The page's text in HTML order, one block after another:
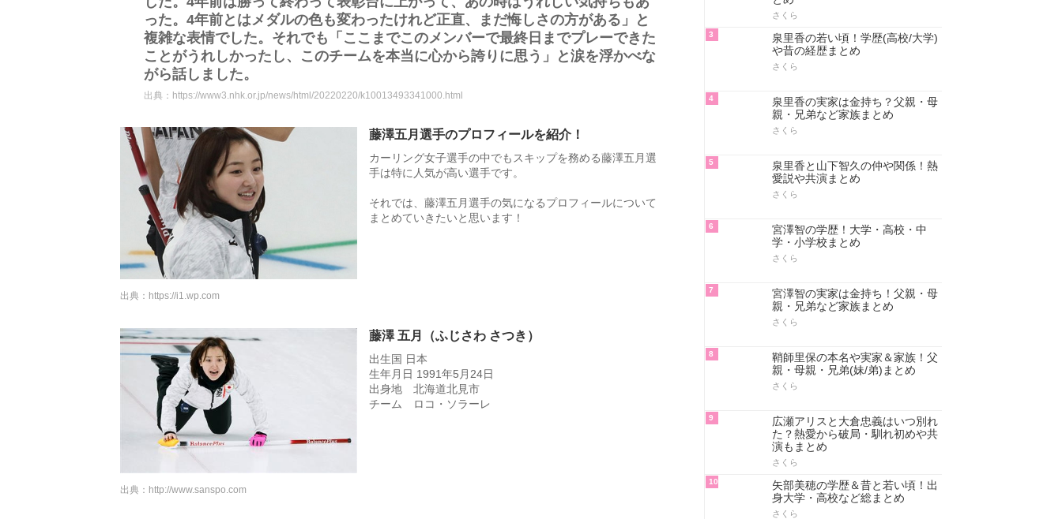
った。4年前とはメダルの色も変わったけれど正直、まだ悔しさの方がある」と
複雑な表情でした。それでも「ここまでこのメンバーで最終日までプレーできた
ことがうれしかったし、このチームを本当に心から誇りに思う」と涙を浮かべな
がら話しました。
出典： https://www3.nhk.or.jp/news/html/20220220/k10013493341000.html
藤澤五月選手のプロフィールを紹介！
カーリング女子選手の中でもスキップを務める藤澤五月選
手は特に人気が高い選手です。
それでは、藤澤五月選手の気になるプロフィールについて
まとめていきたいと思います！
出典： https://i1.wp.com
藤澤 五月（ふじさわ さつき）
出生国 日本
生年月日 1991年5月24日
出身地 北海道北見市
チーム ロコ・ソラーレ
出典： http://www.sanspo.com
さくら
3
泉里香の若い頃！学歴(高校/大学)
や昔の経歴まとめ
さくら
4
泉里香の実家は金持ち？父親・母
親・兄弟など家族まとめ
さくら
5
泉里香と山下智久の仲や関係！熱
愛説や共演まとめ
さくら
6
宮澤智の学歴！大学・高校・中
学・小学校まとめ
さくら
7
宮澤智の実家は金持ち！父親・母
親・兄弟など家族まとめ
さくら
8
鞘師里保の本名や実家＆家族！父
親・母親・兄弟(妹/弟)まとめ
さくら
9
広瀬アリスと大倉忠義はいつ別れ
た？熱愛から破局・馴れ初めや共
演もまとめ
さくら
10
矢部美穂の学歴＆昔と若い頃！出
身大学・高校など総まとめ
さくら